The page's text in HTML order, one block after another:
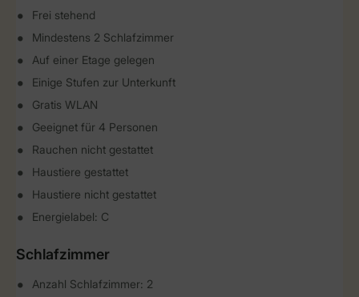
Frei stehend
Mindestens 2 Schlafzimmer
Auf einer Etage gelegen
Einige Stufen zur Unterkunft
Gratis WLAN
Geeignet für 4 Personen
Rauchen nicht gestattet
Haustiere gestattet
Haustiere nicht gestattet
Energielabel: C
Schlafzimmer
Anzahl Schlafzimmer: 2